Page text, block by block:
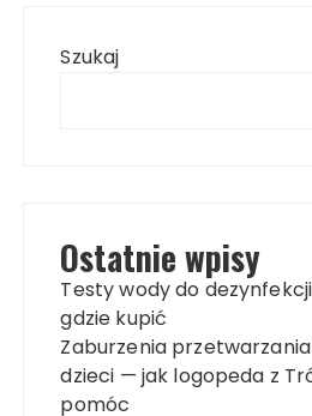
Szukaj
Ostatnie wpisy
Testy wody do
gdzie kupić
Zaburzenia
dzieci — jak logopeda z
pomóc